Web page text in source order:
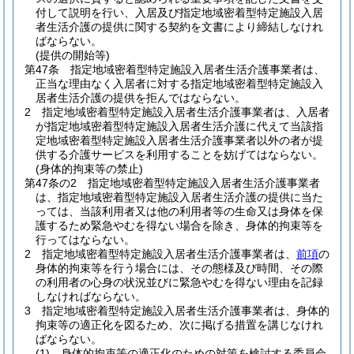
付して説明を行い、入居及び指定地域密着型特定施設入居
者生活介護の提供に関する契約を文書により締結しなけれ
ばならない。
(提供の開始等)
第47条
指定地域密着型特定施設入居者生活介護事業者は、
正当な理由なく入居者に対する指定地域密着型特定施設入
居者生活介護の提供を拒んではならない。
2
指定地域密着型特定施設入居者生活介護事業者は、入居者
が指定地域密着型特定施設入居者生活介護に代えて当該指
定地域密着型特定施設入居者生活介護事業者以外の者が提
供する介護サービスを利用することを妨げてはならない。
(身体的拘束等の禁止)
第47条の2
指定地域密着型特定施設入居者生活介護事業者
は、指定地域密着型特定施設入居者生活介護の提供に当た
っては、当該利用者又は他の利用者等の生命又は身体を保
護するため緊急やむを得ない場合を除き、身体的拘束等を
行ってはならない。
2
指定地域密着型特定施設入居者生活介護事業者は、 前項の
身体的拘束等を行う場合には、その態様及び時間、その際
の利用者の心身の状況並びに緊急やむを得ない理由を記録
しなければならない。
3
指定地域密着型特定施設入居者生活介護事業者は、身体的
拘束等の適正化を図るため、次に掲げる措置を講じなけれ
ばならない。